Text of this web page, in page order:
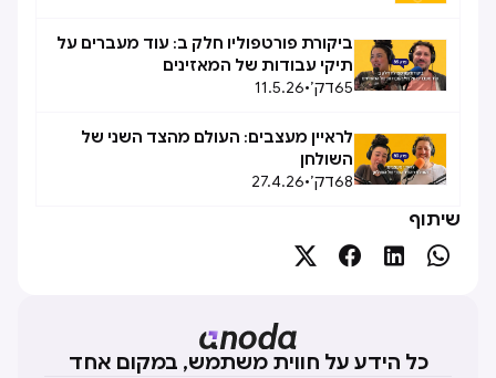
ביקורת פורטפוליו חלק ב: עוד מעברים על
תיקי עבודות של המאזינים
65דק׳•
11.5.26
לראיין מעצבים: העולם מהצד השני של
השולחן
68דק׳•
27.4.26
שיתוף




כל הידע על חווית משתמש, במקום אחד